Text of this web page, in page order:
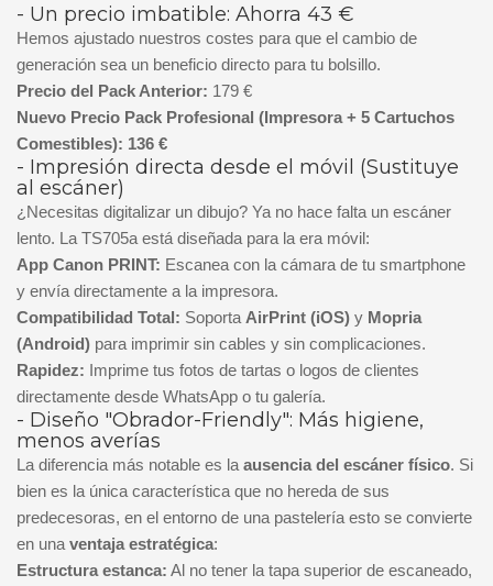
- Un precio imbatible: Ahorra 43 €
Hemos ajustado nuestros costes para que el cambio de
generación sea un beneficio directo para tu bolsillo.
Precio del Pack Anterior: 179 €
Nuevo Precio Pack Profesional (Impresora + 5 Cartuchos
Comestibles): 136 €
- Impresión directa desde el móvil (Sustituye
al escáner)
¿Necesitas digitalizar un dibujo? Ya no hace falta un escáner
lento. La TS705a está diseñada para la era móvil:
App Canon PRINT: Escanea con la cámara de tu smartphone
y envía directamente a la impresora.
Compatibilidad Total: SoportaAirPrint (iOS) y Mopria
(Android) para imprimir sin cables y sin complicaciones.
Rapidez: Imprime tus fotos de tartas o logos de clientes
directamente desde WhatsApp o tu galería.
- Diseño "Obrador-Friendly": Más higiene,
menos averías
La diferencia más notable es laausencia del escáner físico. Si
bien es la única característica que no hereda de sus
predecesoras, en el entorno de una pastelería esto se convierte
en unaventaja estratégica:
Estructura estanca: Al no tener la tapa superior de escaneado,